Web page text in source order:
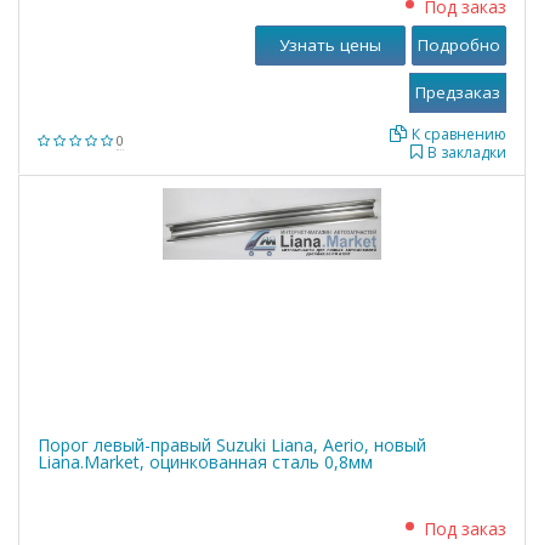
0
Под заказ
В закладки
К сравнению
Узнать цены Подробно
Порог левый-правый Suzuki Liana, Aerio, новый
Liana.Market, оцинкованная сталь 0,8мм
Под заказ